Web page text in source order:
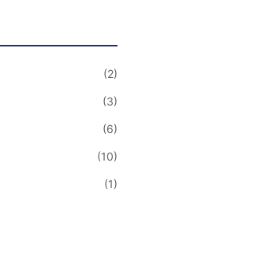
(2)
(3)
(6)
(10)
(1)